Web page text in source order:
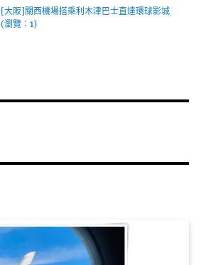
[大阪]關西機場搭乘利木津巴士直達環球影城
(瀏覽：1)